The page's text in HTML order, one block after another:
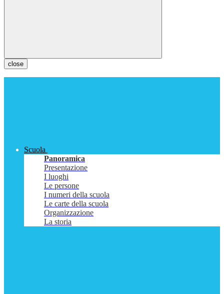
close
Scuola
Panoramica
Presentazione
I luoghi
Le persone
I numeri della scuola
Le carte della scuola
Organizzazione
La storia